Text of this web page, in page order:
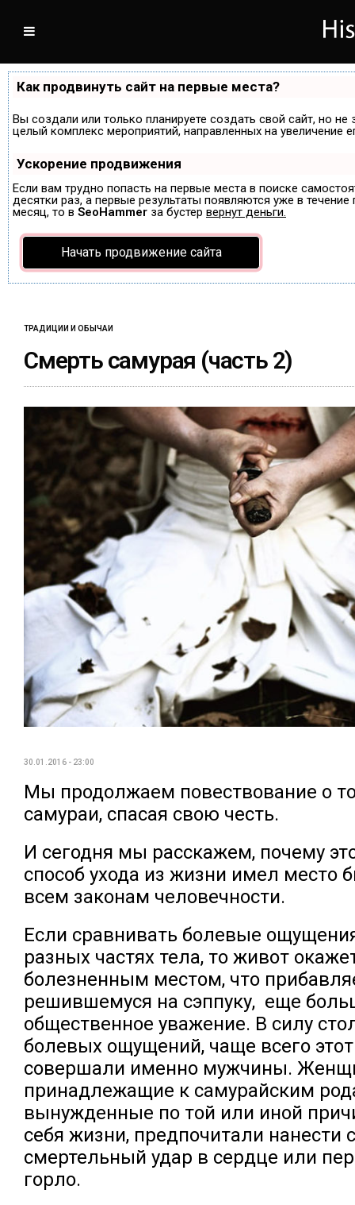
Как продвинуть сайт на первые места?
Вы создали или только планируете создать свой сайт, но
целый комплекс мероприятий, направленных на
Ускорение продвижения
Если вам трудно попасть на первые места в поиске
десятки раз, а первые результаты появляются уже в
месяц, то в SeoHammer за бустер вернут деньги.
Начать продвижение сайта
ТРАДИЦИИ И ОБЫЧАИ
Смерть самурая (часть 2)
30.01.2016 - 23:00
Мы продолжаем повествование о
самураи, спасая свою честь.
И сегодня мы расскажем, почему
способ ухода из жизни имел место
всем законам человечности.
Если сравнивать болевые
разных частях тела, то живот
болезненным местом, что
решившемуся на сэппуку, еще
общественное уважение. В силу
болевых ощущений, чаще всего
совершали именно мужчины.
принадлежащие к самурайским
вынужденные по той или иной
себя жизни, предпочитали нанести
смертельный удар в сердце или
горло.